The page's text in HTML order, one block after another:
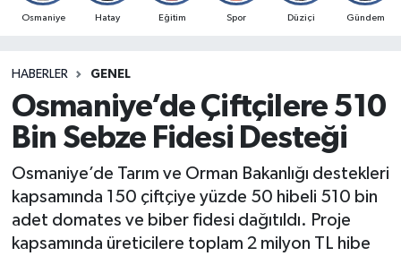
Osmaniye Hatay Eğitim Spor Düziçi Gündem
HABERLER GENEL
Osmaniye’de Çiftçilere 510
Bin Sebze Fidesi Desteği
Osmaniye’de Tarım ve Orman Bakanlığı destekleri
kapsamında 150 çiftçiye yüzde 50 hibeli 510 bin
adet domates ve biber fidesi dağıtıldı. Proje
kapsamında üreticilere toplam 2 milyon TL hibe
MAGAZİN
SPOR
RESMİ İLANLAR
Süper Lig Puan Durumu ve Fikstür
Son Dakika Haberleri
Haber Arşivi